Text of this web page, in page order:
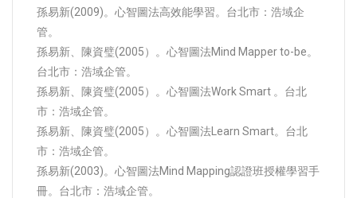
孫易新(2009)。心智圖法高效能學習。台北市：浩域企
管。
孫易新、陳資璧(2005）。心智圖法Mind Mapper to-be。
台北市：浩域企管。
孫易新、陳資璧(2005）。心智圖法Work Smart 。台北
市：浩域企管。
孫易新、陳資璧(2005）。心智圖法Learn Smart。台北
市：浩域企管。
孫易新(2003)。心智圖法Mind Mapping認證班授權學習手
冊。台北市：浩域企管。